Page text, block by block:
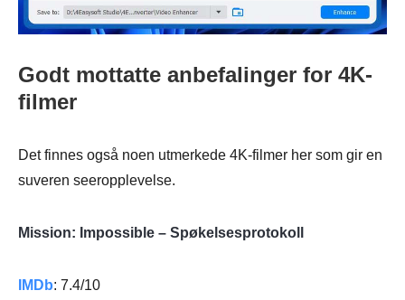
Godt mottatte anbefalinger for 4K-
filmer
Det finnes også noen utmerkede 4K-filmer her som gir en
suveren seeropplevelse.
Mission: Impossible – Spøkelsesprotokoll
IMDb: 7.4/10